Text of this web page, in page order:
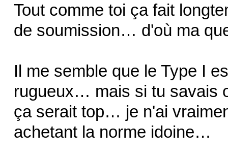
Tout comme toi ça fait
de soumission… d'où ma
Il me semble que le Type I
rugueux… mais si tu savais
ça serait top… je n'ai
achetant la norme idoine…